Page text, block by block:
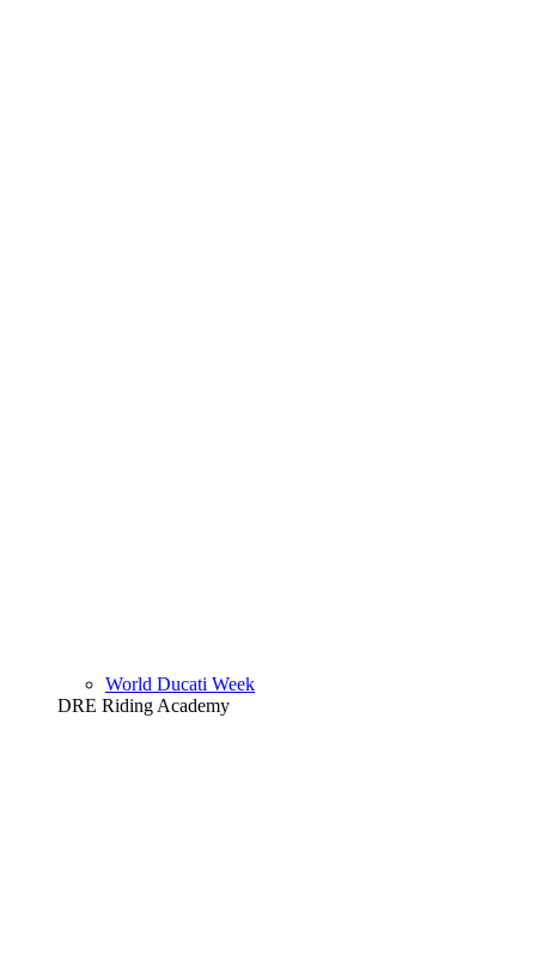
World Ducati Week
DRE Riding Academy